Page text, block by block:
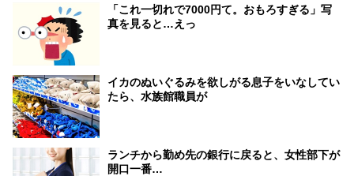
「これ一切れで7000円て。おもろすぎる」写
真を見ると…えっ
イカのぬいぐるみを欲しがる息子をいなしてい
たら、水族館職員が
ランチから勤め先の銀行に戻ると、女性部下が
開口一番…